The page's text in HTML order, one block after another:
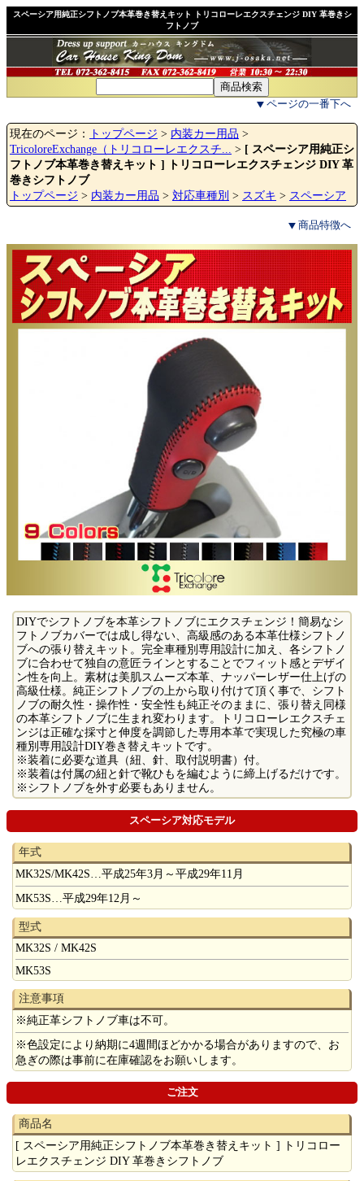
スペーシア用純正シフトノブ本革巻き替えキット トリコローレエクスチェンジ DIY 革巻きシ
フトノブ
ページの一番下へ
現在のページ： トップページ > 内装カー用品 >
TricoloreExchange（トリコローレエクスチ... > [ スペーシア用純正シ
フトノブ本革巻き替えキット ] トリコローレエクスチェンジ DIY 革
巻きシフトノブ
トップページ > 内装カー用品 > 対応車種別 > スズキ > スペーシア
商品特徴へ
DIYでシフトノブを本革シフトノブにエクスチェンジ！簡易なシ
フトノブカバーでは成し得ない、高級感のある本革仕様シフトノ
ブへの張り替えキット。完全車種別専用設計に加え、各シフトノ
ブに合わせて独自の意匠ラインとすることでフィット感とデザイ
ン性を向上。素材は美肌スムーズ本革、ナッパーレザー仕上げの
高級仕様。純正シフトノブの上から取り付けて頂く事で、シフト
ノブの耐久性・操作性・安全性も純正そのままに、張り替え同様
の本革シフトノブに生まれ変わります。トリコローレエクスチェ
ンジは正確な採寸と伸度を調節した専用本革で実現した究極の車
種別専用設計DIY巻き替えキットです。
※装着に必要な道具（紐、針、取付説明書）付。
※装着は付属の紐と針で靴ひもを編むように締上げるだけです。
※シフトノブを外す必要もありません。
スペーシア対応モデル
年式
MK32S/MK42S…平成25年3月～平成29年11月
MK53S…平成29年12月～
型式
MK32S / MK42S
MK53S
注意事項
※純正革シフトノブ車は不可。
※色設定により納期に4週間ほどかかる場合がありますので、お
急ぎの際は事前に在庫確認をお願いします。
ご注文
商品名
[ スペーシア用純正シフトノブ本革巻き替えキット ] トリコロー
レエクスチェンジ DIY 革巻きシフトノブ